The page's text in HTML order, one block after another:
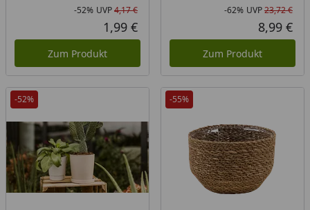
Rabatt in Prozent
-52%
Ursprünglicher Preis
UVP4,17 €
Aktueller Preis
1,99 €
Zum Produkt
-62% UVP23,72 €
8,99 €
Zum Produkt
-52% -55%